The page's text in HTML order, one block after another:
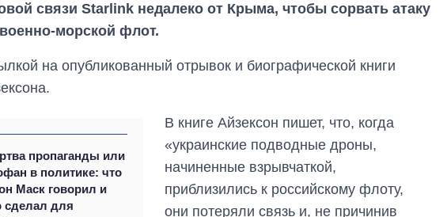
связи Starlink недалеко от Крыма, чтобы сорвать атаку
морской флот.
на опубликованный отрывок и биографической книги
пропаганды или
в политике: что
Маск говорил и
сделал для
В книге Айзексон пишет, что, когда
«украинские подводные дроны,
начиненные взрывчаткой,
приблизились к российскому флоту,
они потеряли связь и, не причинив
лет: кто и как долго
занимал